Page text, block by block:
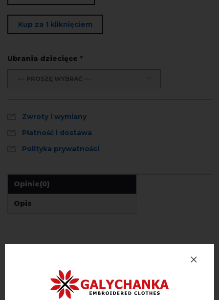
Kup za 1 kliknięciem
Ubrania dziecięce *
--- PROSZĘ WYBRAĆ ---
Zwroty i wymiany
Płatność i dostawa
Polityka prywatności
Opinie(0)
Opis
Немає відгуків про цей товар.
napisz opinie Miasto Lwa (biały)